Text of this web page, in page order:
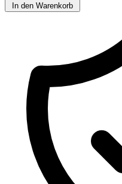
In den Warenkorb